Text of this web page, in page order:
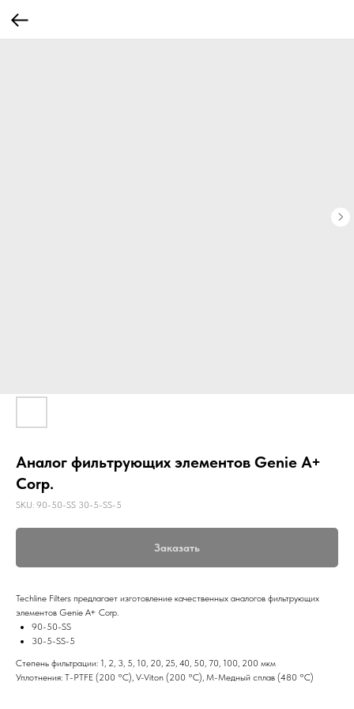
Аналог фильтрующих элементов Genie A+
Corp.
SKU: 90-50-SS 30-5-SS-5
Заказать
Techline Filters предлагает изготовление качественных аналогов фильтрующих
элементов Genie A+ Corp.
90-50-SS
30-5-SS-5
Степень фильтрации: 1, 2, 3, 5, 10, 20, 25, 40, 50, 70, 100, 200 мкм
Уплотнения: T-PTFE (200 °C), V-Viton (200 °C), M-Медный сплав (480 °C)